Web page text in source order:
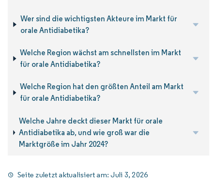
Wer sind die wichtigsten Akteure im Markt für
orale Antidiabetika?
Welche Region wächst am schnellsten im Markt
für orale Antidiabetika?
Welche Region hat den größten Anteil am Markt
für orale Antidiabetika?
Welche Jahre deckt dieser Markt für orale
Antidiabetika ab, und wie groß war die
Marktgröße im Jahr 2024?
Seite zuletzt aktualisiert am:Juli 3, 2026